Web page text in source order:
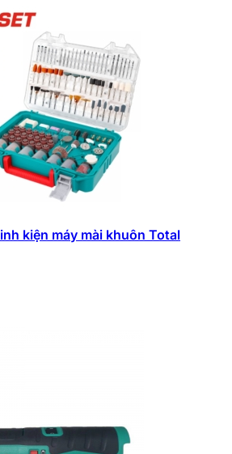
kiện máy mài khuôn Total